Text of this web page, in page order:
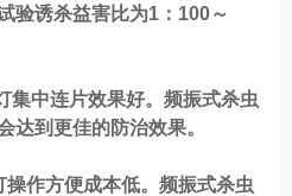
验诱杀益害比为1：100～
中连片效果好。频振式杀虫
达到更佳的防治效果。
作方便成本低。频振式杀虫